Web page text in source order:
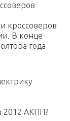
кроссоверов
В конце
года
2012 АКПП?